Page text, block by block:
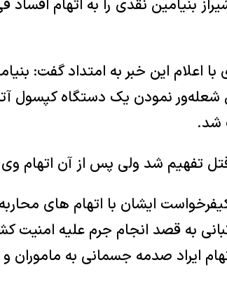
بنیامین نقدی را به اتهام افساد
اعلام این خبر به امتداد گفت:
شعله‌ور نمودن یک دستگاه
شد.
تفهیم شد ولی پس از آن اتهام وی
ایشان با اتهام های
به قصد انجام جرم علیه امنیت
ایراد صدمه جسمانی به